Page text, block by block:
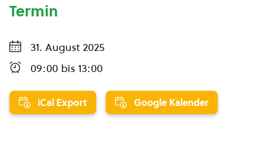
Termin
31. August 2025
09:00 bis 13:00
iCal Export Google Kalender